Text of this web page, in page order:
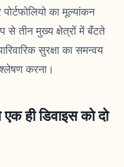
का मूल्यांकन
से तीन मुख्य क्षेत्रों में बँटते
सुरक्षा का समन्वय
करना।
ही डिवाइस को दो